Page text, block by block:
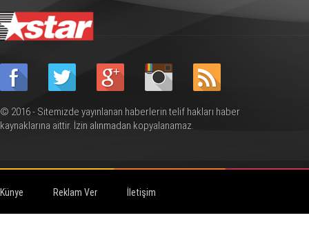
© 2016 - Sitemizde yayınlanan haberlerin telif hakları haber
kaynaklarına aittir. İzin alınmadan kopyalanamaz.
Künye Reklam Ver İletişim